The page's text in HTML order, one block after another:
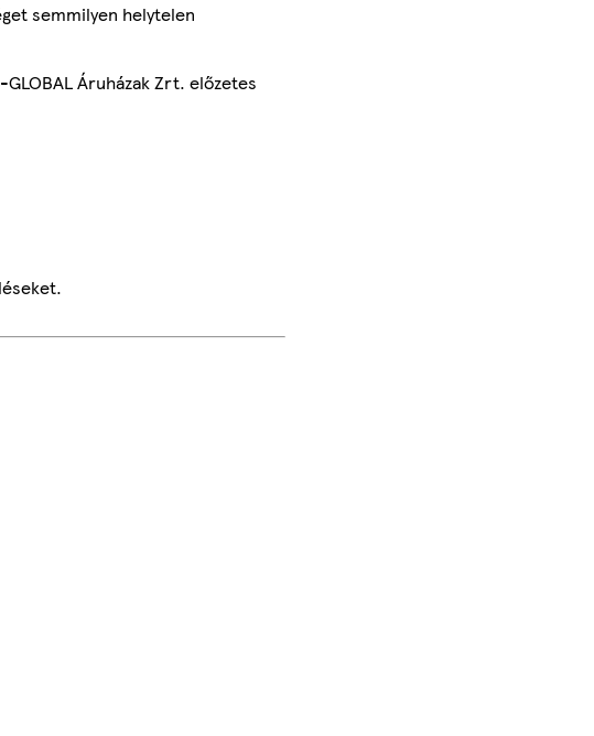
semmilyen helytelen
Áruházak Zrt. előzetes